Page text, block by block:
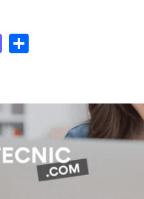
Mastodon